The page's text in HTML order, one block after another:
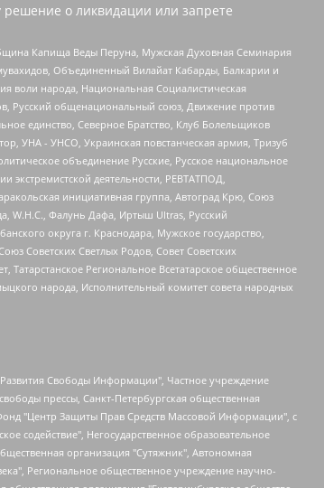
о ликвидации или запрете
Капища Веды Перуна, Мужская Духовная Семинария
Объединенный Вилайат Кабарды, Балкарии и
воли народа, Национальная Социалистическая
Русский общенациональный союз, Движение против
единство, Северное Братство, Клуб Болельщиков
УНА - УНСО, Украинская повстанческая армия, Тризуб
объединение Русские, Русское национальное
деятельности, РЕВТАТПОД,
инициативная группа, Автоград Крю, Союз
W.H.С., Фалунь Дафа, Иртыш Ultras, Русский
округа г. Краснодара, Мужское государство,
Советских Светлых Родов, Совет Советских
Региональное Всетатарское общественное
народа, Исполнительный комитет совета народных
Малкова Ирина Владимировна, Мурадов Мурад Абдулгалимович, Осетинская Елизавета Николаевна, Понасенков Евгений Николаевич, Ганапольский Матвей Юрьевич, Киселев Евгений Алексеевич, Борухович Ирина Григорьевна, Дремин Иван Тимофеевич, Дубровский Дмитрий Викторович, Красноярская региональная общественная организация поддержки и развития альтернативных образовательных технологий и межкультурных коммуникаций "ИНТЕРРА", Маяковская Екатерина Алексеевна, Фейгин Марк Захарович, Филимонов Андрей Викторович, Дзугкоева Регина Николаевна, Доброхотов Роман Александрович, Дудь Юрий Александрович, Елкин Сергей Владимирович, Кругликов Кирилл Игоревич, Сабунаева Мария Леонидовна, Семенов Алексей Владимирович, Шаинян Карен Багратович, Шульман Екатерина Михайловна, Асафьев Артур Валерьевич, Вахштайн Виктор Семенович, Венедиктов Алексей Алексеевич, Лушникова Екатерина Евгеньевна, Волков Леонид Михайлович, Невзоров Александр Глебович, Пархоменко Сергей Борисович, Сироткин Ярослав Николаевич, Кара-Мурза Владимир Владимирович, Баранова Наталья Владимировна, Гозман Леонид Яковлевич, Кагарлицкий Борис Юльевич, Климарев Михаил Валерьевич, Милов Владимир Станиславович, Автономная некоммерческая организация Краснодарский центр современного искусства "Типография", Моргенштерн Алишер Тагирович, Соболь Любовь Эдуардовна, Общество с ограниченной ответственностью "ЛИЗА НОРМ", Каспаров Гарри Кимович, Ходорковский Михаил Борисович, Общество с ограниченной ответственностью "Апрельские тезисы", Данилович Ирина Брониславовна, Кашин Олег Владимирович, Петров Николай Владимирович, Пивоваров Алексей Владимирович, Соколов Михаил Владимирович, Цветкова Юлия Владимировна, Чичваркин Евгений Александрович, Комитет против пыток/Команда против пыток, Общество с ограниченной ответственностью "Первый научный", Общество с ограниченной ответственностью "Вертолет и ко", Белоцерковская Вероника Борисовна, Кац Максим Евгеньевич, Лазарева Татьяна Юрьевна, Шаведдинов Руслан Табризович, Яшин Илья Валерьевич, Общество с ограниченной ответственностью "Иноагент ААВ", Алешковский Дмитрий Петрович, Альбац Евгения Марковна, Быков Дмитрий Львович, Галямина Юлия Евгеньевна, Лойко Сергей Леонидович, Мартынов Кирилл Константинович, Медведев Сергей Александрович, Крашенинников Федор Геннадиевич, Гордеева Катерина Вл